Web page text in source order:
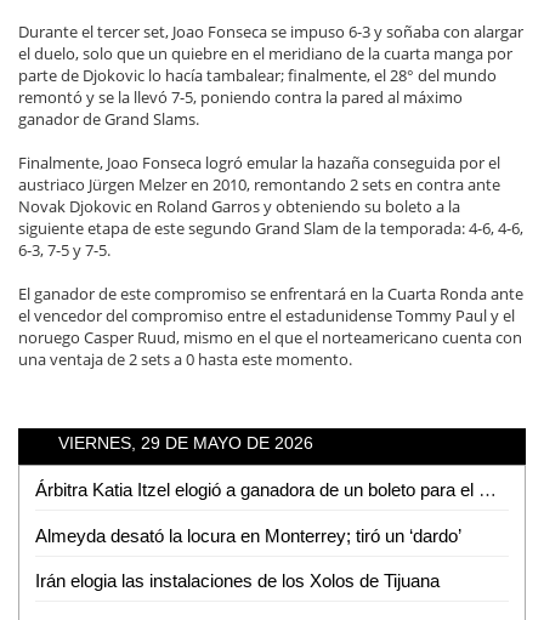
Durante el tercer set, Joao Fonseca se impuso 6-3 y soñaba con alargar
el duelo, solo que un quiebre en el meridiano de la cuarta manga por
parte de Djokovic lo hacía tambalear; finalmente, el 28° del mundo
remontó y se la llevó 7-5, poniendo contra la pared al máximo
ganador de Grand Slams.
Finalmente, Joao Fonseca logró emular la hazaña conseguida por el
austriaco Jürgen Melzer en 2010, remontando 2 sets en contra ante
Novak Djokovic en Roland Garros y obteniendo su boleto a la
siguiente etapa de este segundo Grand Slam de la temporada: 4-6, 4-6,
6-3, 7-5 y 7-5.
El ganador de este compromiso se enfrentará en la Cuarta Ronda ante
el vencedor del compromiso entre el estadunidense Tommy Paul y el
noruego Casper Ruud, mismo en el que el norteamericano cuenta con
una ventaja de 2 sets a 0 hasta este momento.
VIERNES, 29 DE MAYO DE 2026
Árbitra Katia Itzel elogió a ganadora de un boleto para el Mundial
Almeyda desató la locura en Monterrey; tiró un ‘dardo’
Irán elogia las instalaciones de los Xolos de Tijuana